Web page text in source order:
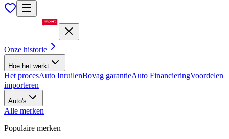
Onze historie
Hoe het werkt
Het procesAuto InruilenBovag garantieAuto FinancieringVoordelen
importeren
Auto's
Alle merken
Populaire merken